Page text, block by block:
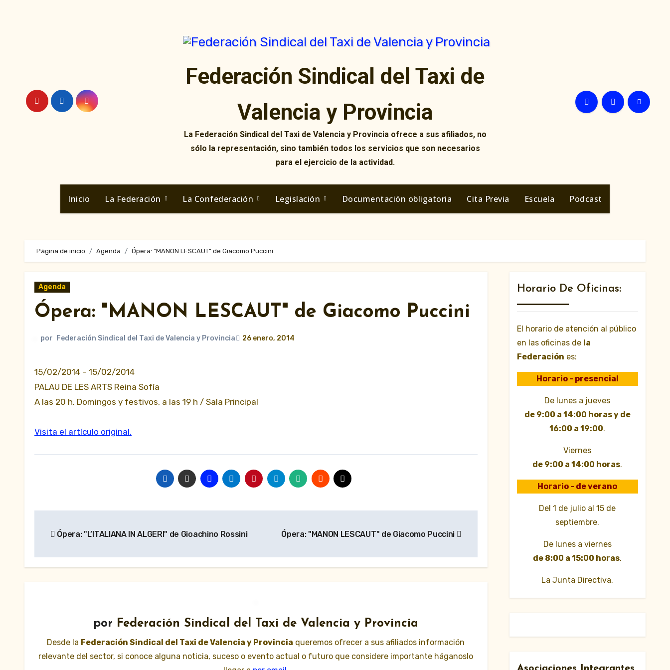
Federación Sindical del Taxi de
Valencia y Provincia
La Federación Sindical del Taxi de Valencia y Provincia ofrece a sus afiliados, no
sólo la representación, sino también todos los servicios que son necesarios
para el ejercicio de la actividad.
Inicio La Federación La Confederación Legislación Documentación obligatoria Cita Previa Escuela Podcast
Página de inicio Agenda Ópera: "MANON LESCAUT" de Giacomo Puccini
Agenda
Ópera: "MANON LESCAUT" de Giacomo Puccini
por Federación Sindical del Taxi de Valencia y Provincia 26 enero, 2014
15/02/2014 – 15/02/2014
PALAU DE LES ARTS Reina Sofía
A las 20 h. Domingos y festivos, a las 19 h / Sala Principal
Visita el artículo original.
de
entradas
Ópera: "L’ITALIANA IN ALGERI" de Gioachino Rossini Ópera: "MANON LESCAUT" de Giacomo Puccini
por Federación Sindical del Taxi de Valencia y Provincia
Desde la Federación Sindical del Taxi de Valencia y Provincia queremos ofrecer a sus afiliados información
relevante del sector, si conoce alguna noticia, suceso o evento actual o futuro que considere importante háganoslo
Horario De Oficinas:
El horario de atención al público
en las oficinas de la
Federación es:
Horario - presencial
De lunes a jueves
de 9:00 a 14:00 horas y de
16:00 a 19:00.
Viernes
de 9:00 a 14:00 horas.
Horario - de verano
Del 1 de julio al 15 de
septiembre.
De lunes a viernes
de 8:00 a 15:00 horas.
La Junta Directiva.